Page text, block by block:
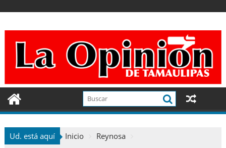
contenido
Ud. está aquí Inicio
Reynosa